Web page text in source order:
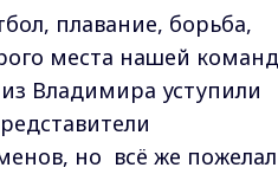
плавание, борьба,
места нашей
Владимира уступили
но всё же